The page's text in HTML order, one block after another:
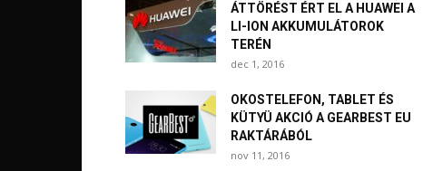
ÁTTÖRÉST ÉRT EL A HUAWEI A
LI-ION AKKUMULÁTOROK
TERÉN
dec 1, 2016
OKOSTELEFON, TABLET ÉS
KÜTYÜ AKCIÓ A GEARBEST EU
RAKTÁRÁBÓL
nov 11, 2016